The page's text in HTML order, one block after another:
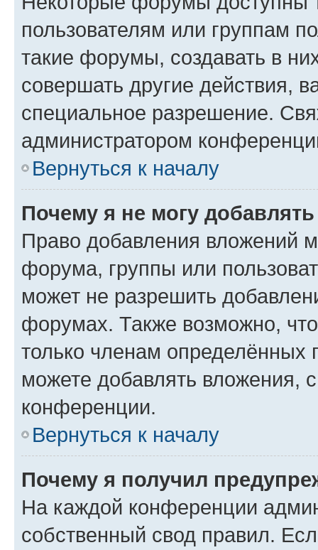
пользователям или группам
такие форумы, создавать в
совершать другие действия,
специальное разрешение.
администратором
Вернуться к началу
Почему я не могу
Право добавления вложений
форума, группы или
может не разрешить
форумах. Также возможно,
только членам определённых
можете добавлять вложения,
конференции.
Вернуться к началу
Почему я получил
На каждой конференции
собственный свод правил.